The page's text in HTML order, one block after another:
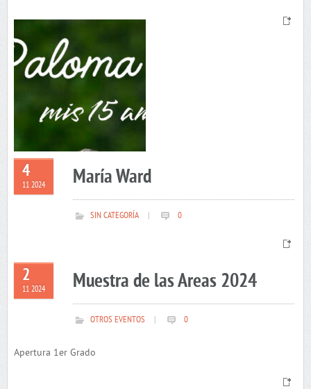
4
11 2024 María Ward
SIN CATEGORÍA 0
2
11 2024 Muestra de las Areas 2024
OTROS EVENTOS 0
Apertura 1er Grado